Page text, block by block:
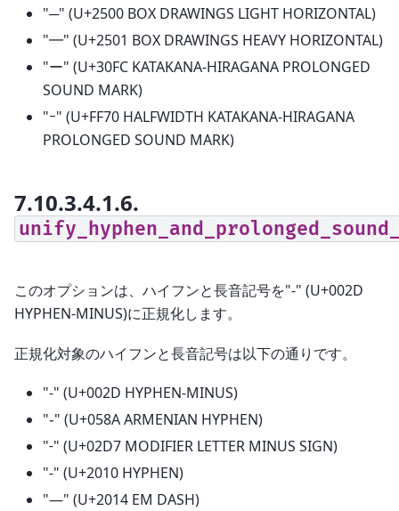
"─" (U+2500 BOX DRAWINGS LIGHT HORIZONTAL)
"━" (U+2501 BOX DRAWINGS HEAVY HORIZONTAL)
"ー" (U+30FC KATAKANA-HIRAGANA PROLONGED
SOUND MARK)
"ｰ" (U+FF70 HALFWIDTH KATAKANA-HIRAGANA
PROLONGED SOUND MARK)
7.10.3.4.1.6.
このオプションは、ハイフンと長音記号を"-" (U+002D
HYPHEN-MINUS)に正規化します。
正規化対象のハイフンと長音記号は以下の通りです。
"-" (U+002D HYPHEN-MINUS)
"֊" (U+058A ARMENIAN HYPHEN)
"˗" (U+02D7 MODIFIER LETTER MINUS SIGN)
"‐" (U+2010 HYPHEN)
"—" (U+2014 EM DASH)